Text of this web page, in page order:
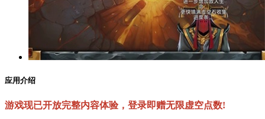
应用介绍
游戏现已开放完整内容体验，登录即赠无限虚空点数!